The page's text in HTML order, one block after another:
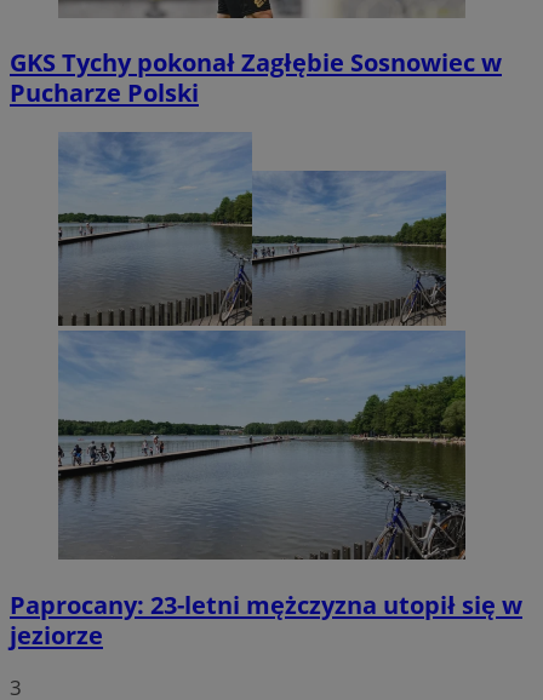
GKS Tychy pokonał Zagłębie Sosnowiec w
Pucharze Polski
Paprocany: 23-letni mężczyzna utopił się w
jeziorze
3